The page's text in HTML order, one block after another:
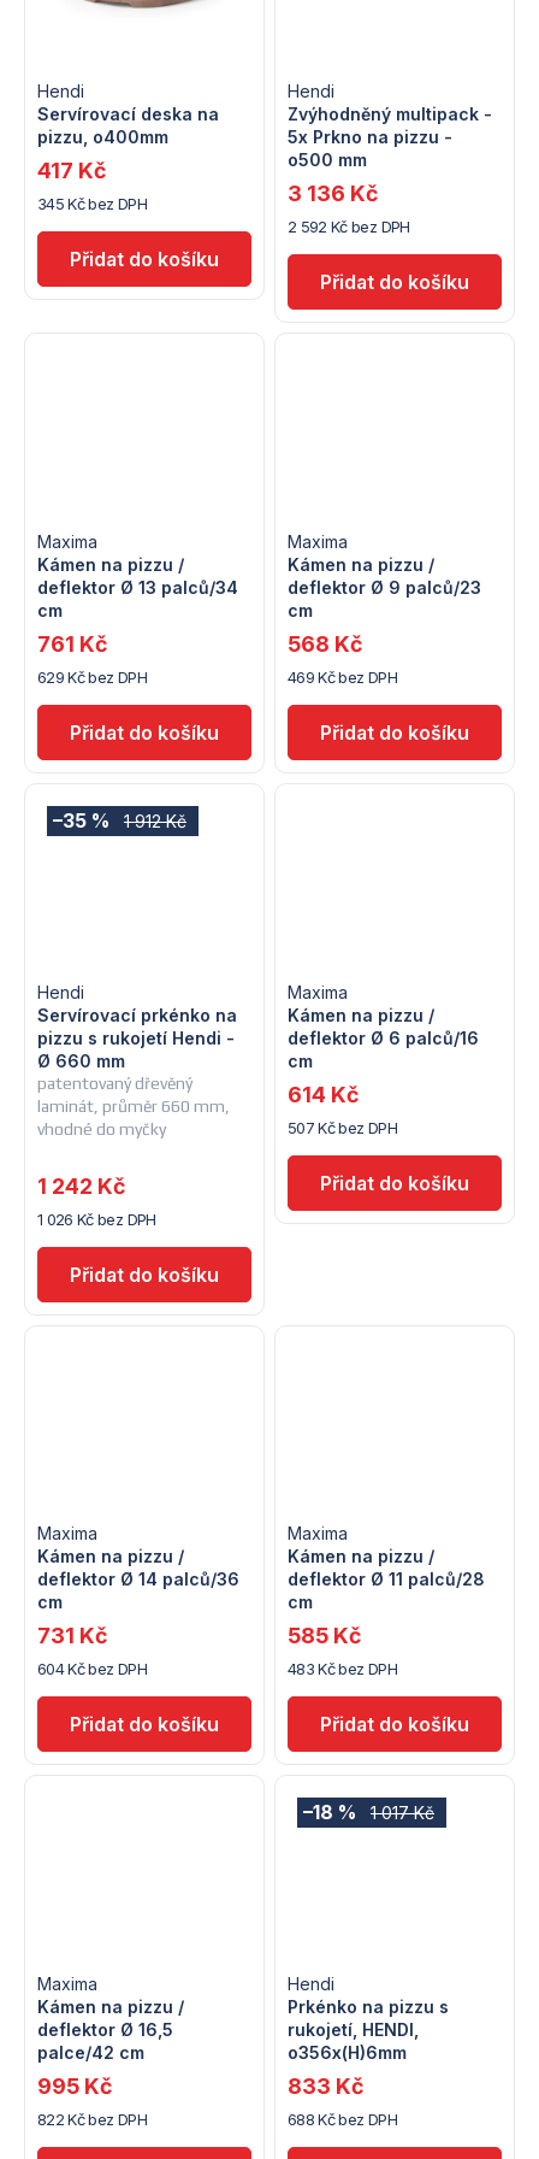
Servírovací deska na
pizzu, o400mm
Hendi
345 Kč bez DPH
417 Kč
Zvýhodněný multipack -
5x Prkno na pizzu -
o500 mm
Hendi
2 592 Kč bez DPH
3 136 Kč
Kámen na pizzu /
deflektor Ø 13 palců/34
cm
Maxima
629 Kč bez DPH
761 Kč
Kámen na pizzu /
deflektor Ø 9 palců/23
cm
Maxima
469 Kč bez DPH
568 Kč
1 912 Kč
–35 %
patentovaný dřevěný
laminát, průměr 660 mm,
vhodné do myčky
Servírovací prkénko na
pizzu s rukojetí Hendi -
Ø 660 mm
Hendi
1 026 Kč bez DPH
1 242 Kč
Kámen na pizzu /
deflektor Ø 6 palců/16
cm
Maxima
507 Kč bez DPH
614 Kč
Kámen na pizzu /
deflektor Ø 14 palců/36
cm
Maxima
604 Kč bez DPH
731 Kč
Kámen na pizzu /
deflektor Ø 11 palců/28
cm
Maxima
483 Kč bez DPH
585 Kč
Kámen na pizzu /
deflektor Ø 16,5
palce/42 cm
Maxima
822 Kč bez DPH
995 Kč
1 017 Kč
–18 %
Prkénko na pizzu s
rukojetí, HENDI,
o356x(H)6mm
Hendi
688 Kč bez DPH
833 Kč